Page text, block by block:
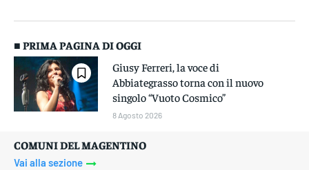
■ PRIMA PAGINA DI OGGI
Giusy Ferreri, la voce di
Abbiategrasso torna con il nuovo
singolo “Vuoto Cosmico”
8 Agosto 2026
COMUNI DEL MAGENTINO
Vai alla sezione